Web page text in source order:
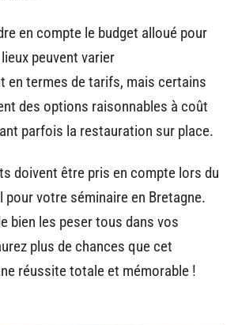
en compte le budget alloué pour
peuvent varier
en termes de tarifs, mais certains
des options raisonnables à coût
parfois la restauration sur place.
doivent être pris en compte lors du
pour votre séminaire en Bretagne.
bien les peser tous dans vos
plus de chances que cet
réussite totale et mémorable !